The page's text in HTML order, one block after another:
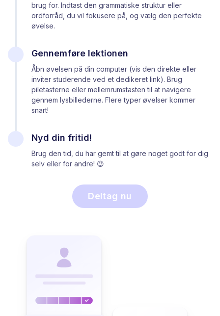
brug for. Indtast den grammatiske struktur eller
ordforråd, du vil fokusere på, og vælg den perfekte
øvelse.
Gennemføre lektionen
Åbn øvelsen på din computer (vis den direkte eller
inviter studerende ved et dedikeret link). Brug
piletasterne eller mellemrumstasten til at navigere
gennem lysbillederne. Flere typer øvelser kommer
snart!
Nyd din fritid!
Brug den tid, du har gemt til at gøre noget godt for dig
selv eller for andre! 😉
Deltag nu